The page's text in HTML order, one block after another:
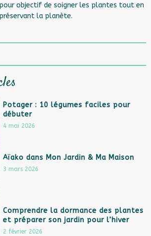
pour objectif de soigner les plantes tout en
préservant la planète.
Potager : 10 légumes faciles pour
débuter
4 mai 2026
Aïako dans Mon Jardin & Ma Maison
3 mars 2026
Comprendre la dormance des plantes
et préparer son jardin pour l’hiver
2 février 2026